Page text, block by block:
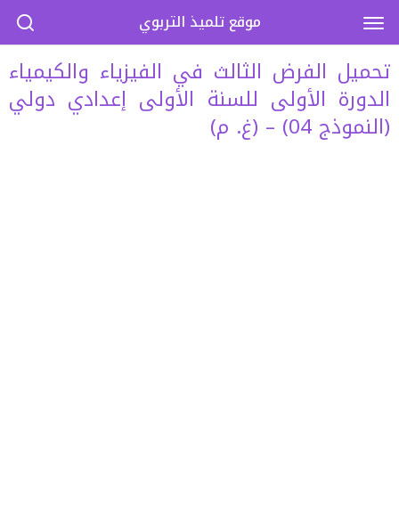
تحميل الفرض الثالث في الفيزياء والكيمياء
الدورة الأولى للسنة الأولى إعدادي دولي
(النموذج 04) – (غ. م)
موقع تلميذ التربوي